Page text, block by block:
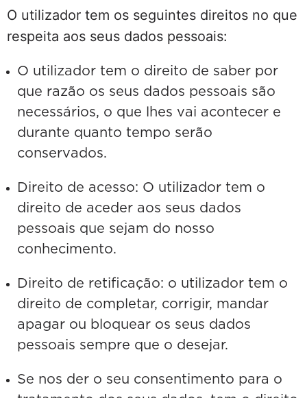
O utilizador tem os seguintes direitos no que
respeita aos seus dados pessoais:
O utilizador tem o direito de saber por
que razão os seus dados pessoais são
necessários, o que lhes vai acontecer e
durante quanto tempo serão
conservados.
Direito de acesso: O utilizador tem o
direito de aceder aos seus dados
pessoais que sejam do nosso
conhecimento.
Direito de retificação: o utilizador tem o
direito de completar, corrigir, mandar
apagar ou bloquear os seus dados
pessoais sempre que o desejar.
Se nos der o seu consentimento para o